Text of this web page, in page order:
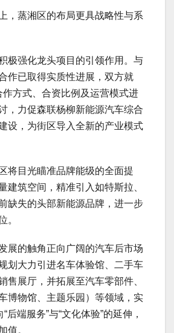
，蒸湘区的布局更具战略性与系
极强化龙头项目的引领作用。与
作已取得实质性进展，双方就
作方式、合资比例及运营模式进
，力促森联杨柳新能源汽车综合
设，为街区导入全新的产业模式
将目光瞄准品牌能级的全面提
建筑空间，精准引入如特斯拉、
缺失的头部新能源品牌，进一步
。
展的触角正向广阔的汽车后市场
划大力引进名车体验馆、二手车
售展厅，并拓展至汽车零部件、
博物馆、主题乐园）等领域，实
后端服务”与“文化体验”的延伸，
值。